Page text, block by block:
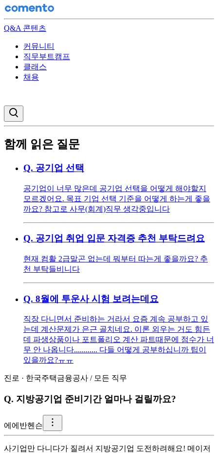
Q&A 콘텐츠
커뮤니티
직무부트캠프
클래스
채용
함께 읽은 질문
Q. 공기업 선택
공기업이 너무 많은데 공기업 선택을 어떻게 해야할지
모르겠어요. 목표 기업 선택 기준을 어떻게 하는게 좋을
까요? 참고로 사무(회계)직무 생각중입니다
Q. 공기업 취업 입문 자격증 추천 부탁드려요
현재 컴활 2급말곤 없는데 뭐부터 따는게 좋을까요? 추
천 부탁들비니다
Q. 8월에 투운사 시험 보려는데요
직장 다니면서 준비하는 거라서 요즘 계속 공부하고 있
는데 계산문제가 은근 골치네요. 이론 외우는 거도 힘든
데 파생상품이나 포트폴리오 계산 파트때문에 점수가 너
무 안 나옵니다............ 다들 어떻게 공부하십니까 팁이
있을까요?ㅠㅠ
진로 · 한국주택금융공사 / 모든 직무
Q. 지방공기업 준비기간 얼마나 걸릴까요?
에 에반헨슨
사기업만 다니다가 질려서 지방공기업 도전하려해요! 메이저